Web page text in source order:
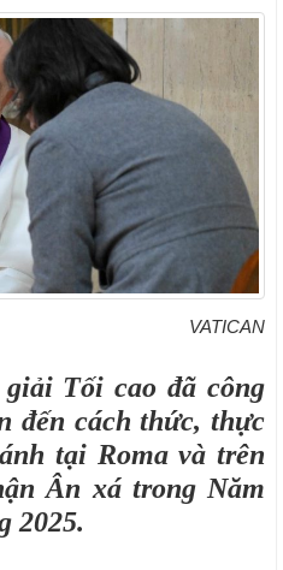
VATICAN
Tối cao đã công
đến cách thức, thực
tại Roma và trên
Ân xá trong Năm
2025.